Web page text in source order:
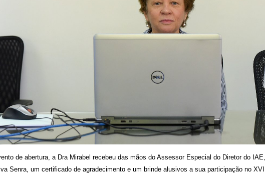
de abertura, a Dra Mirabel recebeu das mãos do Assessor Especial do Diretor do
Senra, um certificado de agradecimento e um brinde alusivos a sua participação no